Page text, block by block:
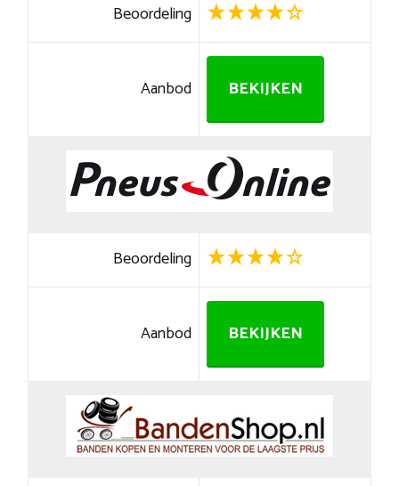
Beoordeling
Aanbod BEKIJKEN
Beoordeling
Aanbod BEKIJKEN